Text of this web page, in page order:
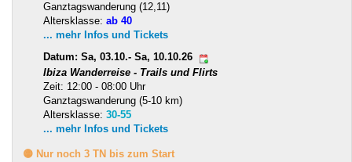
Ganztagswanderung (12,11)
Altersklasse: ab 40
... mehr Infos und Tickets
Datum: Sa, 03.10.- Sa, 10.10.26
Ibiza Wanderreise - Trails und Flirts
Zeit: 12:00 - 08:00 Uhr
Ganztagswanderung (5-10 km)
Altersklasse: 30-55
... mehr Infos und Tickets
🟡 Nur noch 3 TN bis zum Start